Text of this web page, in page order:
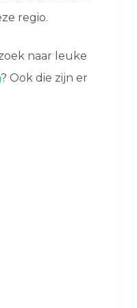
regio.
naar leuke
? Ook die zijn er